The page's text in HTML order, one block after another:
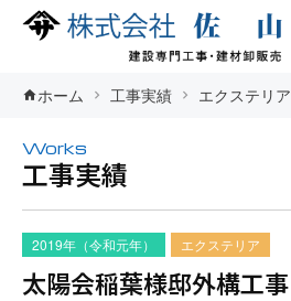
ホーム 工事実績 エクステリア
Works
工事実績
2019年（令和元年） エクステリア
太陽会稲葉様邸外構工事